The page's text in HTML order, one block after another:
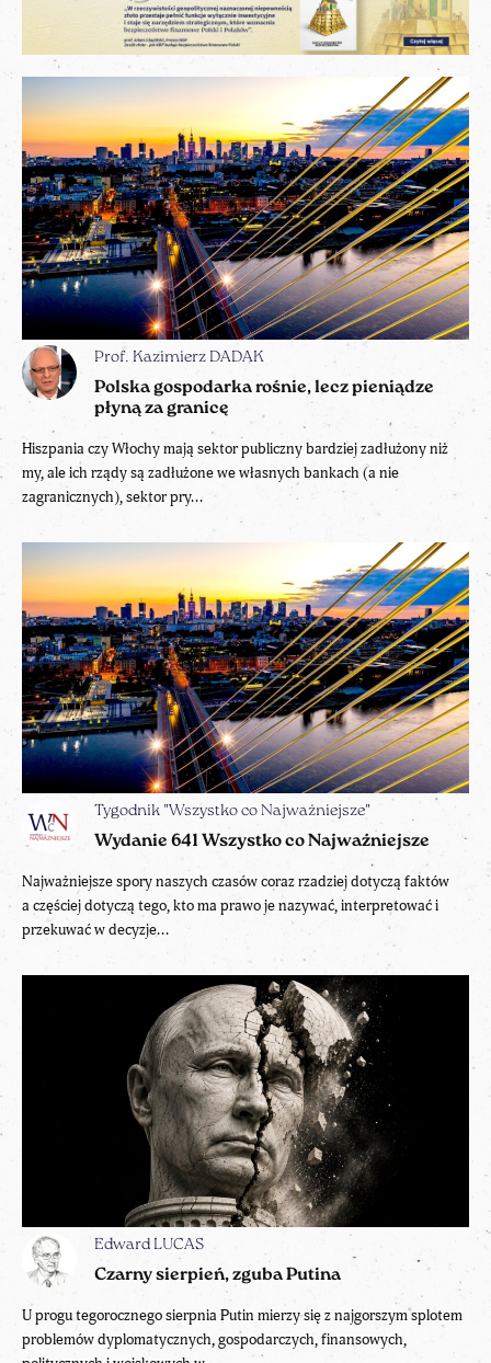
Prof. Kazimierz DADAK
Polska gospodarka rośnie, lecz pieniądze
płyną za granicę
Hiszpania czy Włochy mają sektor publiczny bardziej zadłużony niż
my, ale ich rządy są zadłużone we własnych bankach (a nie
zagranicznych), sektor pry...
Tygodnik "Wszystko co Najważniejsze"
Wydanie 641 Wszystko co Najważniejsze
Najważniejsze spory naszych czasów coraz rzadziej dotyczą faktów
a częściej dotyczą tego, kto ma prawo je nazywać, interpretować i
przekuwać w decyzje...
Edward LUCAS
Czarny sierpień, zguba Putina
U progu tegorocznego sierpnia Putin mierzy się z najgorszym splotem
problemów dyplomatycznych, gospodarczych, finansowych,